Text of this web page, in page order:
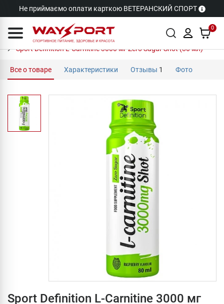
Не приймаємо оплати карткою ВЕТЕРАНСКИЙ СПОРТ
0
Sport Definition L-Carnitine 3000 мг Zero Sugar Shot (80 мл)
Все о товаре Характеристики Отзывы 1 Фото
Sport Definition L-Carnitine 3000 мг